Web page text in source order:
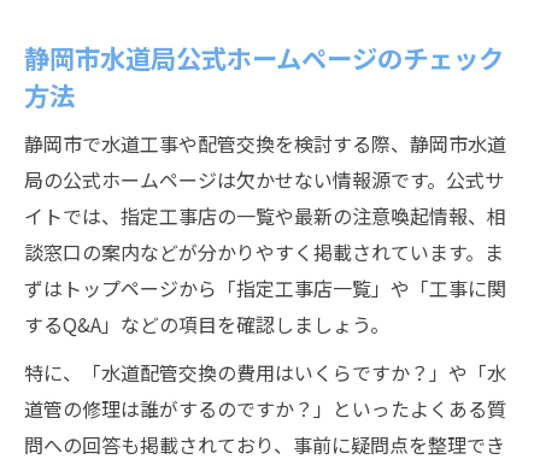
静岡市水道局公式ホームページのチェック
方法
静岡市で水道工事や配管交換を検討する際、静岡市水道
局の公式ホームページは欠かせない情報源です。公式サ
イトでは、指定工事店の一覧や最新の注意喚起情報、相
談窓口の案内などが分かりやすく掲載されています。ま
ずはトップページから「指定工事店一覧」や「工事に関
するQ&A」などの項目を確認しましょう。
特に、「水道配管交換の費用はいくらですか？」や「水
道管の修理は誰がするのですか？」といったよくある質
問への回答も掲載されており、事前に疑問点を整理でき